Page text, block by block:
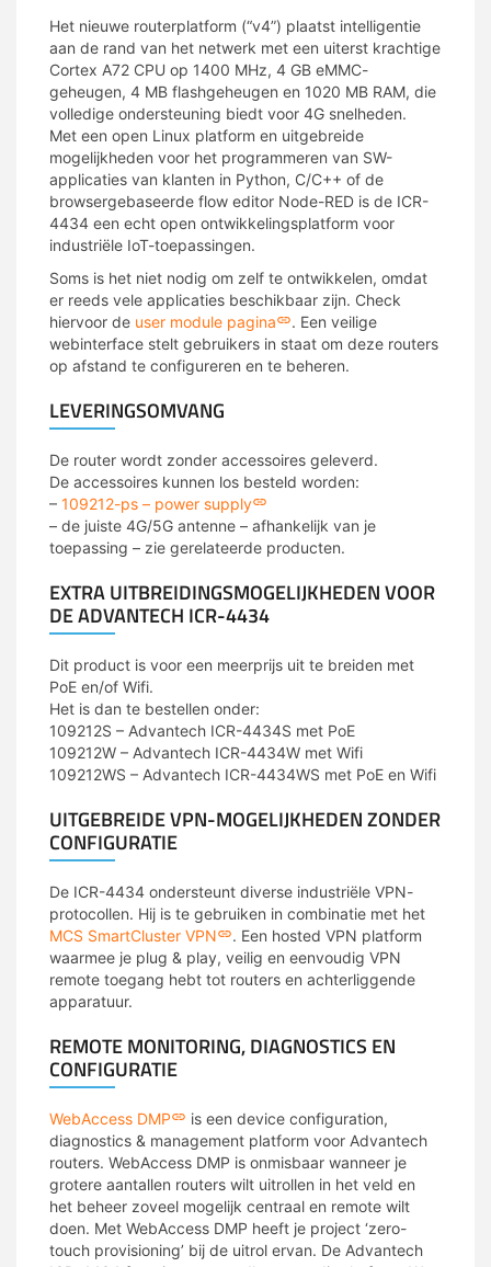
Het nieuwe routerplatform (“v4”) plaatst intelligentie
aan de rand van het netwerk met een uiterst krachtige
Cortex A72 CPU op 1400 MHz, 4 GB eMMC-
geheugen, 4 MB flashgeheugen en 1020 MB RAM, die
volledige ondersteuning biedt voor 4G snelheden.
Met een open Linux platform en uitgebreide
mogelijkheden voor het programmeren van SW-
applicaties van klanten in Python, C/C++ of de
browsergebaseerde flow editor Node-RED is de ICR-
4434 een echt open ontwikkelingsplatform voor
industriële IoT-toepassingen.
Soms is het niet nodig om zelf te ontwikkelen, omdat
er reeds vele applicaties beschikbaar zijn. Check
hiervoor de user module pagina
. Een veilige
webinterface stelt gebruikers in staat om deze routers
op afstand te configureren en te beheren.
LEVERINGSOMVANG
De router wordt zonder accessoires geleverd.
De accessoires kunnen los besteld worden:
– 109212-ps – power supply
– de juiste 4G/5G antenne – afhankelijk van je
toepassing – zie gerelateerde producten.
EXTRA UITBREIDINGSMOGELIJKHEDEN VOOR
DE ADVANTECH ICR-4434
Dit product is voor een meerprijs uit te breiden met
PoE en/of Wifi.
Het is dan te bestellen onder:
109212S – Advantech ICR-4434S met PoE
109212W – Advantech ICR-4434W met Wifi
109212WS – Advantech ICR-4434WS met PoE en Wifi
UITGEBREIDE VPN-MOGELIJKHEDEN ZONDER
CONFIGURATIE
De ICR-4434 ondersteunt diverse industriële VPN-
protocollen. Hij is te gebruiken in combinatie met het
MCS SmartCluster VPN
. Een hosted VPN platform
waarmee je plug & play, veilig en eenvoudig VPN
remote toegang hebt tot routers en achterliggende
apparatuur.
REMOTE MONITORING, DIAGNOSTICS EN
CONFIGURATIE
WebAccess DMP
is een device configuration,
diagnostics & management platform voor Advantech
routers. WebAccess DMP is onmisbaar wanneer je
grotere aantallen routers wilt uitrollen in het veld en
het beheer zoveel mogelijk centraal en remote wilt
doen. Met WebAccess DMP heeft je project ‘zero-
touch provisioning’ bij de uitrol ervan. De Advantech